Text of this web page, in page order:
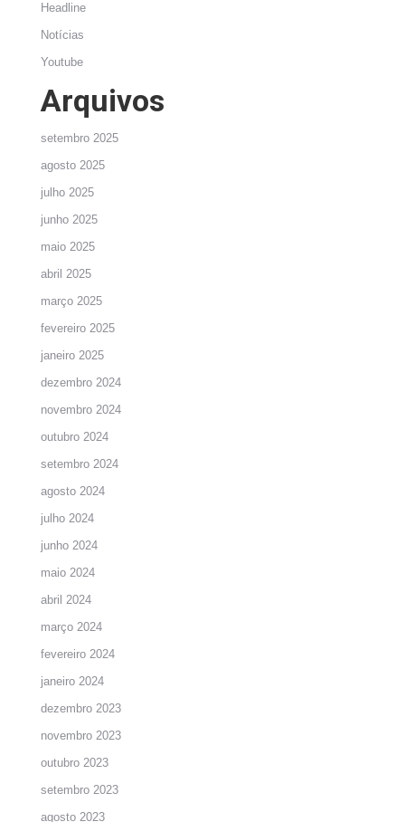
Headline
Notícias
Youtube
Arquivos
setembro 2025
agosto 2025
julho 2025
junho 2025
maio 2025
abril 2025
março 2025
fevereiro 2025
janeiro 2025
dezembro 2024
novembro 2024
outubro 2024
setembro 2024
agosto 2024
julho 2024
junho 2024
maio 2024
abril 2024
março 2024
fevereiro 2024
janeiro 2024
dezembro 2023
novembro 2023
outubro 2023
setembro 2023
agosto 2023